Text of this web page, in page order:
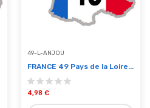
49-L-ANJOU
FRANCE 49 Pays de la Loire...
4,98 €